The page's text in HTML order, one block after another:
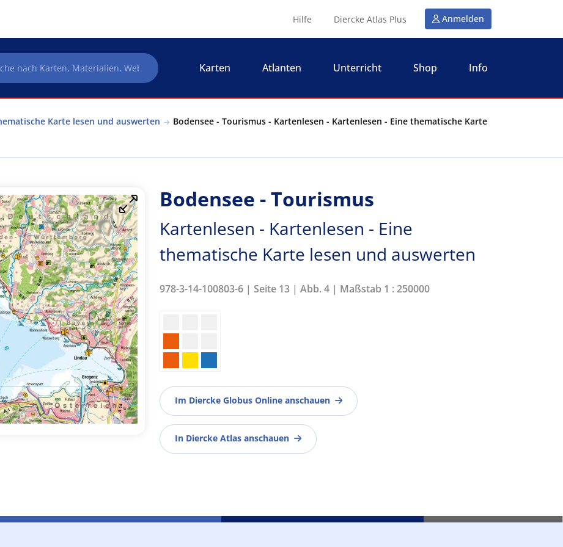
Hilfe Diercke Atlas Plus Anmelden
Karten Atlanten Unterricht Shop Info
Karte lesen und auswerten
Bodensee - Tourismus - Kartenlesen - Kartenlesen - Eine thematische Karte
Bodensee - Tourismus
Kartenlesen - Kartenlesen - Eine
thematische Karte lesen und auswerten
978-3-14-100803-6 | Seite 13 | Abb. 4 | Maßstab 1 : 250000
Im Diercke Globus Online anschauen
In Diercke Atlas anschauen